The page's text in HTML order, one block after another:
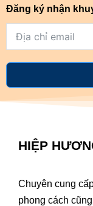
Đăng ký nhận
HIỆP
Chuyên cung
phong cách